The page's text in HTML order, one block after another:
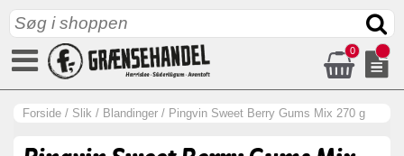
0
Forside / Slik / Blandinger / Pingvin Sweet Berry Gums Mix 270 g